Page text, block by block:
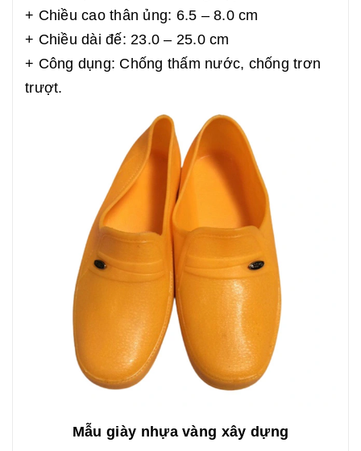
+ Chiều cao thân ủng: 6.5 – 8.0 cm
+ Chiều dài đế: 23.0 – 25.0 cm
+ Công dụng: Chống thấm nước, chống trơn
trượt.
Mẫu giày nhựa vàng xây dựng